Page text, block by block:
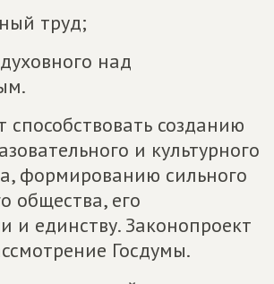
труд;
над
способствовать созданию
и культурного
формированию сильного
общества, его
и единству. Законопроект
Госдумы.